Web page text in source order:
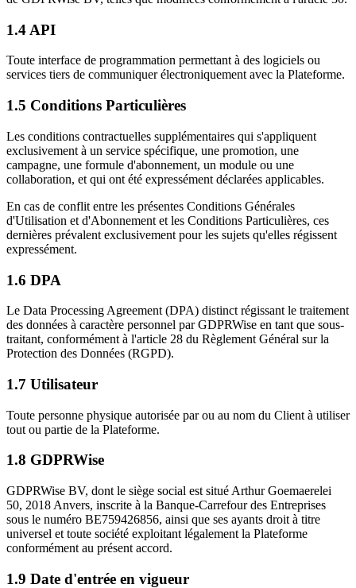
1.4 API
Toute interface de programmation permettant à des logiciels ou
services tiers de communiquer électroniquement avec la Plateforme.
1.5 Conditions Particulières
Les conditions contractuelles supplémentaires qui s'appliquent
exclusivement à un service spécifique, une promotion, une
campagne, une formule d'abonnement, un module ou une
collaboration, et qui ont été expressément déclarées applicables.
En cas de conflit entre les présentes Conditions Générales
d'Utilisation et d'Abonnement et les Conditions Particulières, ces
dernières prévalent exclusivement pour les sujets qu'elles régissent
expressément.
1.6 DPA
Le Data Processing Agreement (DPA) distinct régissant le traitement
des données à caractère personnel par GDPRWise en tant que sous-
traitant, conformément à l'article 28 du Règlement Général sur la
Protection des Données (RGPD).
1.7 Utilisateur
Toute personne physique autorisée par ou au nom du Client à utiliser
tout ou partie de la Plateforme.
1.8 GDPRWise
GDPRWise BV, dont le siège social est situé Arthur Goemaerelei
50, 2018 Anvers, inscrite à la Banque-Carrefour des Entreprises
sous le numéro BE759426856, ainsi que ses ayants droit à titre
universel et toute société exploitant légalement la Plateforme
conformément au présent accord.
1.9 Date d'entrée en vigueur